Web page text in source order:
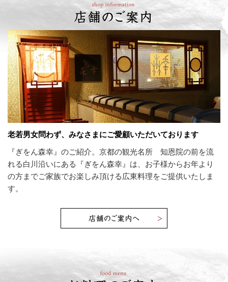
老若男女問わず、みなさまにご愛顧いただいております
『ぎをん森幸』のご紹介。京都の観光名所 知恩院の前を流
れる白川沿いにある『ぎをん森幸』は、お子様からお年より
の方までご家族でお楽しみ頂ける広東料理をご提供いたしま
す。